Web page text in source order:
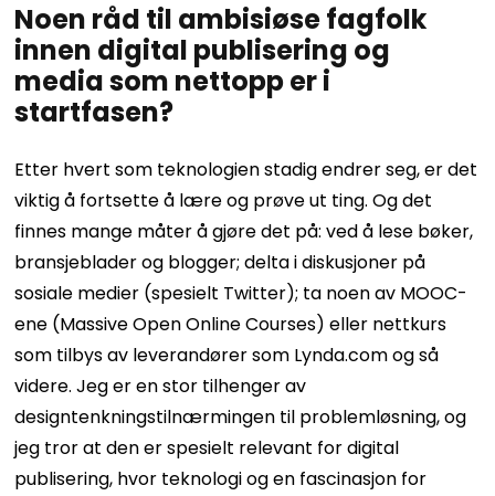
Noen råd til ambisiøse fagfolk
innen digital publisering og
media som nettopp er i
startfasen?
Etter hvert som teknologien stadig endrer seg, er det
viktig å fortsette å lære og prøve ut ting. Og det
finnes mange måter å gjøre det på: ved å lese bøker,
bransjeblader og blogger; delta i diskusjoner på
sosiale medier (spesielt Twitter); ta noen av MOOC-
ene (Massive Open Online Courses) eller nettkurs
som tilbys av leverandører som Lynda.com og så
videre.Jeg er en stor tilhenger av
designtenkningstilnærmingen til problemløsning, og
jeg tror at den er spesielt relevant for digital
publisering, hvor teknologi og en fascinasjon for